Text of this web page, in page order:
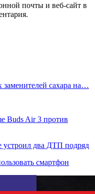
почты и веб-сайт в
заменителей сахара на…
Buds Air 3 против
устроил два ДТП подряд
смартфон